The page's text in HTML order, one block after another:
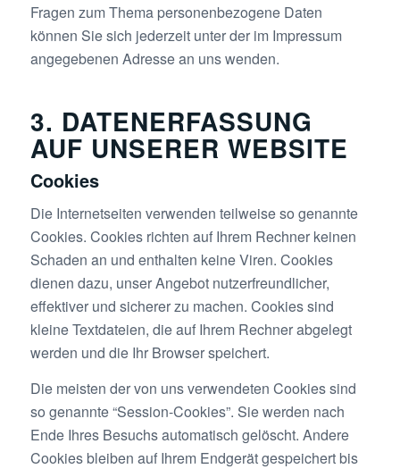
Fragen zum Thema personenbezogene Daten
können Sie sich jederzeit unter der im Impressum
angegebenen Adresse an uns wenden.
3. DATENERFASSUNG
AUF UNSERER WEBSITE
Cookies
Die Internetseiten verwenden teilweise so genannte
Cookies. Cookies richten auf Ihrem Rechner keinen
Schaden an und enthalten keine Viren. Cookies
dienen dazu, unser Angebot nutzerfreundlicher,
effektiver und sicherer zu machen. Cookies sind
kleine Textdateien, die auf Ihrem Rechner abgelegt
werden und die Ihr Browser speichert.
Die meisten der von uns verwendeten Cookies sind
so genannte “Session-Cookies”. Sie werden nach
Ende Ihres Besuchs automatisch gelöscht. Andere
Cookies bleiben auf Ihrem Endgerät gespeichert bis